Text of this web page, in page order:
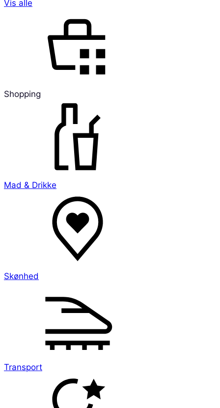
Vis alle
Shopping
Mad & Drikke
Skønhed
Transport